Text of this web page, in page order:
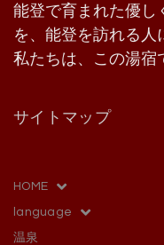
能登で育まれた優し
を、能登を訪れる人
私たちは、この湯宿
サイトマップ
HOME
language
温泉